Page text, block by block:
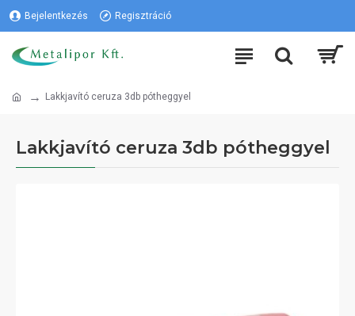
Bejelentkezés Regisztráció
Lakkjavító ceruza 3db pótheggyel
Lakkjavító ceruza 3db pótheggyel